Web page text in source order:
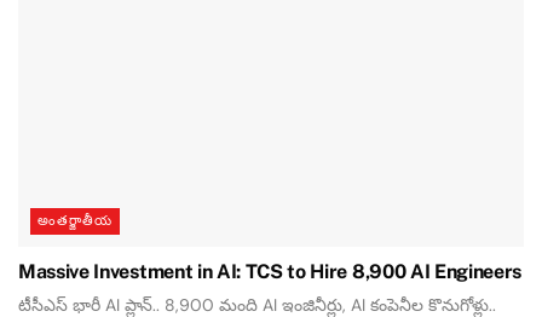
అంతర్జాతీయ
Massive Investment in AI: TCS to Hire 8,900 AI Engineers
టీసీఎస్ భారీ AI ప్లాన్.. 8,900 మంది AI ఇంజినీర్లు, AI కంపెనీల కొనుగోళ్లు..